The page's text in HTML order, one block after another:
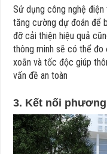
Sử dụng công nghệ
tăng cường dự đoán để
đỡ cải thiện hiệu quả
thông minh sẽ có thể đo
xoắn và tốc độc giúp
vấn đề an toàn
3. Kết nối